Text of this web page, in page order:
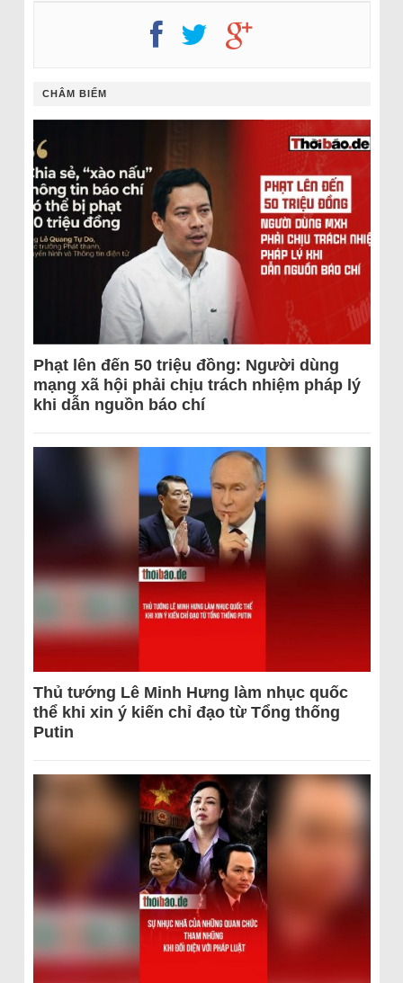
CHÂM BIẾM
Phạt lên đến 50 triệu đồng: Người dùng
mạng xã hội phải chịu trách nhiệm pháp lý
khi dẫn nguồn báo chí
Thủ tướng Lê Minh Hưng làm nhục quốc
thể khi xin ý kiến chỉ đạo từ Tổng thống
Putin